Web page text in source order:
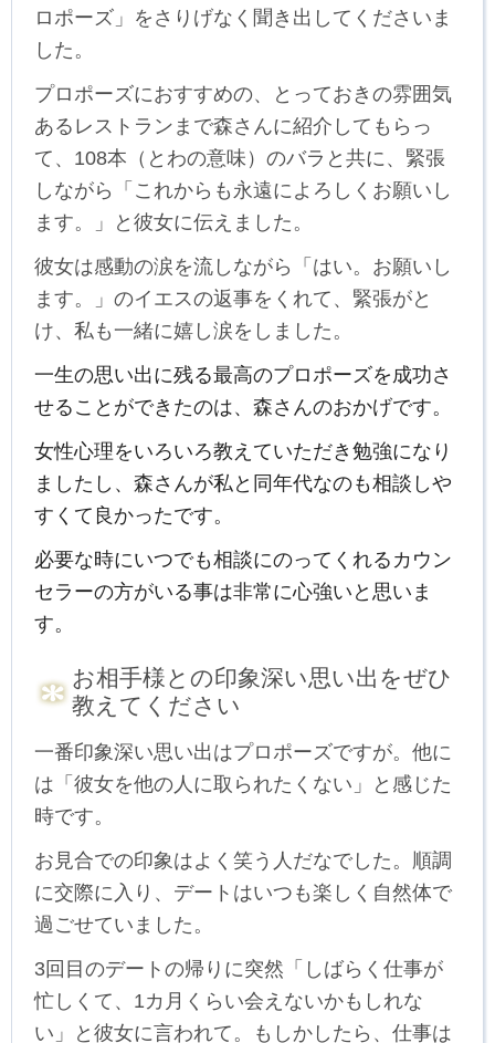
ロポーズ」をさりげなく聞き出してくださいま
した。
プロポーズにおすすめの、とっておきの雰囲気
あるレストランまで森さんに紹介してもらっ
て、108本（とわの意味）のバラと共に、緊張
しながら「これからも永遠によろしくお願いし
ます。」と彼女に伝えました。
彼女は感動の涙を流しながら「はい。お願いし
ます。」のイエスの返事をくれて、緊張がと
け、私も一緒に嬉し涙をしました。
一生の思い出に残る最高のプロポーズを成功さ
せることができたのは、森さんのおかげです。
女性心理をいろいろ教えていただき勉強になり
ましたし、森さんが私と同年代なのも相談しや
すくて良かったです。
必要な時にいつでも相談にのってくれるカウン
セラーの方がいる事は非常に心強いと思いま
す。
お相手様との印象深い思い出をぜひ
教えてください
一番印象深い思い出はプロポーズですが。他に
は「彼女を他の人に取られたくない」と感じた
時です。
お見合での印象はよく笑う人だなでした。順調
に交際に入り、デートはいつも楽しく自然体で
過ごせていました。
3回目のデートの帰りに突然「しばらく仕事が
忙しくて、1カ月くらい会えないかもしれな
い」と彼女に言われて。もしかしたら、仕事は